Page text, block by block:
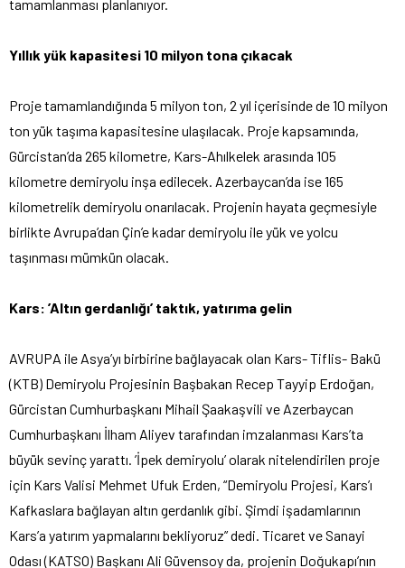
tamamlanması planlanıyor.
Yıllık yük kapasitesi 10 milyon tona çıkacak
Proje tamamlandığında 5 milyon ton, 2 yıl içerisinde de 10 milyon
ton yük taşıma kapasitesine ulaşılacak. Proje kapsamında,
Gürcistan’da 265 kilometre, Kars-Ahılkelek arasında 105
kilometre demiryolu inşa edilecek. Azerbaycan’da ise 165
kilometrelik demiryolu onarılacak. Projenin hayata geçmesiyle
birlikte Avrupa’dan Çin’e kadar demiryolu ile yük ve yolcu
taşınması mümkün olacak.
Kars: ’Altın gerdanlığı’ taktık, yatırıma gelin
AVRUPA ile Asya’yı birbirine bağlayacak olan Kars- Tiflis- Bakü
(KTB) Demiryolu Projesinin Başbakan Recep Tayyip Erdoğan,
Gürcistan Cumhurbaşkanı Mihail Şaakaşvili ve Azerbaycan
Cumhurbaşkanı İlham Aliyev tarafından imzalanması Kars’ta
büyük sevinç yarattı. ’İpek demiryolu’ olarak nitelendirilen proje
için Kars Valisi Mehmet Ufuk Erden, “Demiryolu Projesi, Kars’ı
Kafkaslara bağlayan altın gerdanlık gibi. Şimdi işadamlarının
Kars’a yatırım yapmalarını bekliyoruz” dedi. Ticaret ve Sanayi
Odası (KATSO) Başkanı Ali Güvensoy da, projenin Doğukapı’nın